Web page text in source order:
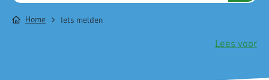
Home Iets melden
Lees voor